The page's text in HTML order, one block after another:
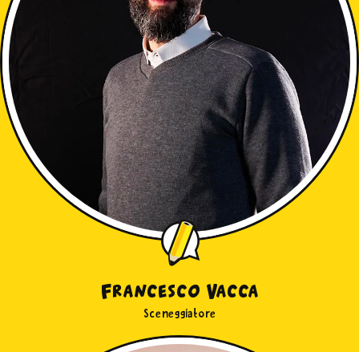
Francesco Vacca
Sceneggiatore